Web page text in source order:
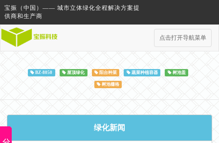
宝振（中国）—— 城市立体绿化全程解决方案提
供商和生产商
点击打开导航菜单
BZ-8050 屋顶绿化 阳台种菜 蔬菜种植容器 树池盖
树池栅格
绿化新闻